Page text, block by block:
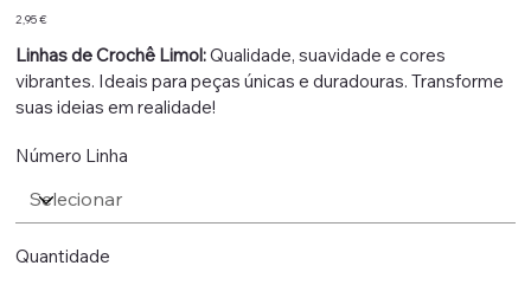
Preço
2,95 €
Linhas de Crochê Limol:Qualidade, suavidade e cores
vibrantes. Ideais para peças únicas e duradouras. Transforme
suas ideias em realidade!
Número Linha
Quantidade